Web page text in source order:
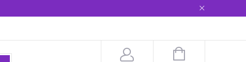
NÁKUPNÝ